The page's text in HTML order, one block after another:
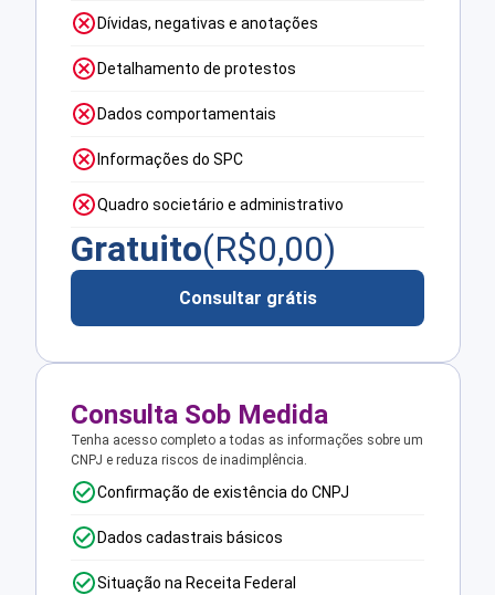
Dívidas, negativas e anotações
Detalhamento de protestos
Dados comportamentais
Informações do SPC
Quadro societário e administrativo
Gratuito(R$0,00)
Consultar grátis
Consulta Sob Medida
Tenha acesso completo a todas as informações sobre um
CNPJ e reduza riscos de inadimplência.
Confirmação de existência do CNPJ
Dados cadastrais básicos
Situação na Receita Federal